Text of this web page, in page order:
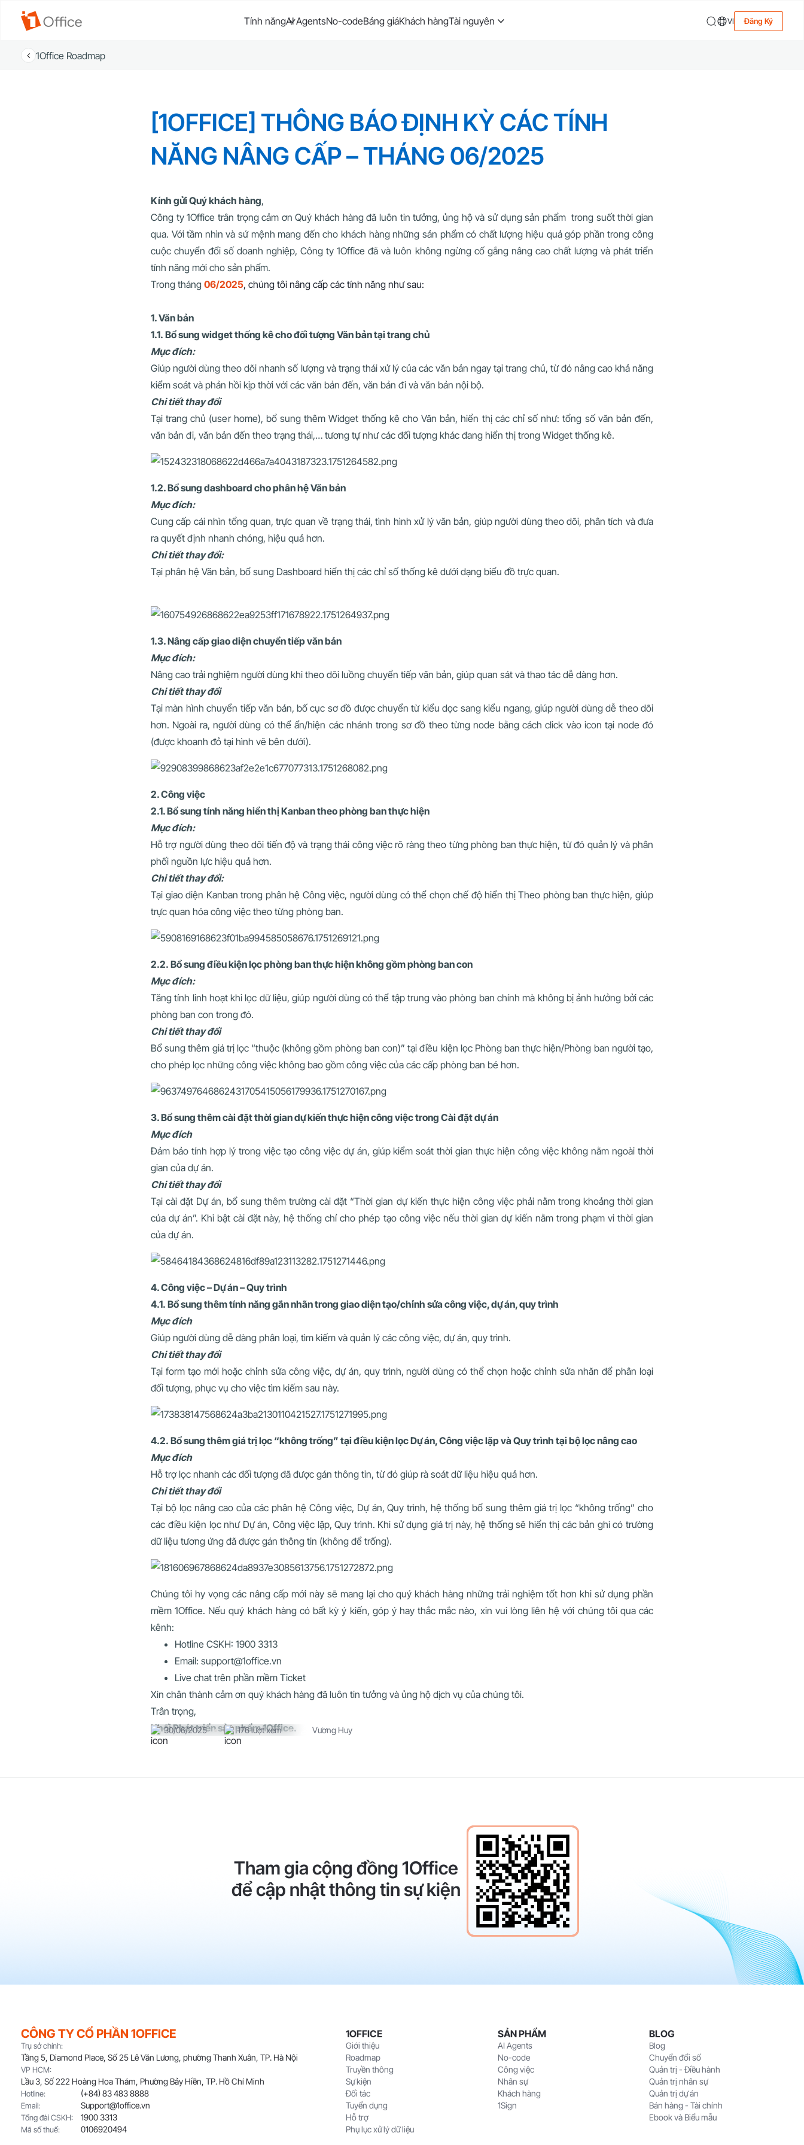
Tính năngAI AgentsNo-codeBảng giáKhách hàngTài nguyên VI Đăng Ký
1Office Roadmap
[1OFFICE] THÔNG BÁO ĐỊNH KỲ CÁC TÍNH
NĂNG NÂNG CẤP – THÁNG 06/2025
30/06/2025 176 lượt xem Vương Huy
Kính gửi Quý khách hàng,
Công ty 1Office trân trọng cảm ơn Quý khách hàng đã luôn tin tưởng, ủng hộ và sử dụng sản phẩm trong suốt thời gian
qua. Với tầm nhìn và sứ mệnh mang đến cho khách hàng những sản phẩm có chất lượng hiệu quả góp phần trong công
cuộc chuyển đổi số doanh nghiệp, Công ty 1Office đã và luôn không ngừng cố gắng nâng cao chất lượng và phát triển
tính năng mới cho sản phẩm.
Trong tháng 06/2025, chúng tôi nâng cấp các tính năng như sau:
1. Văn bản
1.1. Bổ sung widget thống kê cho đối tượng Văn bản tại trang chủ
Mục đích:
Giúp người dùng theo dõi nhanh số lượng và trạng thái xử lý của các văn bản ngay tại trang chủ, từ đó nâng cao khả năng
kiểm soát và phản hồi kịp thời với các văn bản đến, văn bản đi và văn bản nội bộ.
Chi tiết thay đổi
Tại trang chủ (user home), bổ sung thêm Widget thống kê cho Văn bản, hiển thị các chỉ số như: tổng số văn bản đến,
văn bản đi, văn bản đến theo trạng thái,… tương tự như các đối tượng khác đang hiển thị trong Widget thống kê.
1.2. Bổ sung dashboard cho phân hệ Văn bản
Mục đích:
Cung cấp cái nhìn tổng quan, trực quan về trạng thái, tình hình xử lý văn bản, giúp người dùng theo dõi, phân tích và đưa
ra quyết định nhanh chóng, hiệu quả hơn.
Chi tiết thay đổi:
Tại phân hệ Văn bản, bổ sung Dashboard hiển thị các chỉ số thống kê dưới dạng biểu đồ trực quan.
1.3. Nâng cấp giao diện chuyển tiếp văn bản
Mục đích:
Nâng cao trải nghiệm người dùng khi theo dõi luồng chuyển tiếp văn bản, giúp quan sát và thao tác dễ dàng hơn.
Chi tiết thay đổi
Tại màn hình chuyển tiếp văn bản, bố cục sơ đồ được chuyển từ kiểu dọc sang kiểu ngang, giúp người dùng dễ theo dõi
hơn. Ngoài ra, người dùng có thể ẩn/hiện các nhánh trong sơ đồ theo từng node bằng cách click vào icon tại node đó
(được khoanh đỏ tại hình vẽ bên dưới).
2. Công việc
2.1. Bổ sung tính năng hiển thị Kanban theo phòng ban thực hiện
Mục đích:
Hỗ trợ người dùng theo dõi tiến độ và trạng thái công việc rõ ràng theo từng phòng ban thực hiện, từ đó quản lý và phân
phối nguồn lực hiệu quả hơn.
Chi tiết thay đổi:
Tại giao diện Kanban trong phân hệ Công việc, người dùng có thể chọn chế độ hiển thị Theo phòng ban thực hiện, giúp
trực quan hóa công việc theo từng phòng ban.
2.2. Bổ sung điều kiện lọc phòng ban thực hiện không gồm phòng ban con
Mục đích:
Tăng tính linh hoạt khi lọc dữ liệu, giúp người dùng có thể tập trung vào phòng ban chính mà không bị ảnh hưởng bởi các
phòng ban con trong đó.
Chi tiết thay đổi
Bổ sung thêm giá trị lọc “thuộc (không gồm phòng ban con)” tại điều kiện lọc Phòng ban thực hiện/Phòng ban người tạo,
cho phép lọc những công việc không bao gồm công việc của các cấp phòng ban bé hơn.
3. Bổ sung thêm cài đặt thời gian dự kiến thực hiện công việc trong Cài đặt dự án
Mục đích
Đảm bảo tính hợp lý trong việc tạo công việc dự án, giúp kiểm soát thời gian thực hiện công việc không nằm ngoài thời
gian của dự án.
Chi tiết thay đổi
Tại cài đặt Dự án, bổ sung thêm trường cài đặt “Thời gian dự kiến thực hiện công việc phải nằm trong khoảng thời gian
của dự án”. Khi bật cài đặt này, hệ thống chỉ cho phép tạo công việc nếu thời gian dự kiến nằm trong phạm vi thời gian
của dự án.
4. Công việc – Dự án – Quy trình
4.1. Bổ sung thêm tính năng gắn nhãn trong giao diện tạo/chỉnh sửa công việc, dự án, quy trình
Mục đích
Giúp người dùng dễ dàng phân loại, tìm kiếm và quản lý các công việc, dự án, quy trình.
Chi tiết thay đổi
Tại form tạo mới hoặc chỉnh sửa công việc, dự án, quy trình, người dùng có thể chọn hoặc chỉnh sửa nhãn để phân loại
đối tượng, phục vụ cho việc tìm kiếm sau này.
4.2. Bổ sung thêm giá trị lọc “không trống” tại điều kiện lọc Dự án, Công việc lặp và Quy trình tại bộ lọc nâng cao
Mục đích
Hỗ trợ lọc nhanh các đối tượng đã được gán thông tin, từ đó giúp rà soát dữ liệu hiệu quả hơn.
Chi tiết thay đổi
Tại bộ lọc nâng cao của các phân hệ Công việc, Dự án, Quy trình, hệ thống bổ sung thêm giá trị lọc “không trống” cho
các điều kiện lọc như Dự án, Công việc lặp, Quy trình. Khi sử dụng giá trị này, hệ thống sẽ hiển thị các bản ghi có trường
dữ liệu tương ứng đã được gán thông tin (không để trống).
Chúng tôi hy vọng các nâng cấp mới này sẽ mang lại cho quý khách hàng những trải nghiệm tốt hơn khi sử dụng phần
mềm 1Office. Nếu quý khách hàng có bất kỳ ý kiến, góp ý hay thắc mắc nào, xin vui lòng liên hệ với chúng tôi qua các
kênh:
Hotline CSKH: 1900 3313
Email: support@1office.vn
Live chat trên phần mềm Ticket
Xin chân thành cảm ơn quý khách hàng đã luôn tin tưởng và ủng hộ dịch vụ của chúng tôi.
Trân trọng,
Khối Phát triển sản phẩm 1Office.
Tham gia cộng đồng 1Office
để cập nhật thông tin sự kiện
CÔNG TY CỔ PHẦN 1OFFICE
Trụ sở chính:
Tầng 5, Diamond Place, Số 25 Lê Văn Lương, phường Thanh Xuân, TP. Hà Nội
VP HCM:
Lầu 3, Số 222 Hoàng Hoa Thám, Phường Bảy Hiền, TP. Hồ Chí Minh
Hotline: (+84) 83 483 8888
Email: Support@1office.vn
Tổng đài CSKH: 1900 3313
Mã số thuế: 0106920494
1OFFICE
Giới thiệu
Roadmap
Truyền thông
Sự kiện
Đối tác
Tuyển dụng
Hỗ trợ
Phụ lục xử lý dữ liệu
SẢN PHẨM
AI Agents
No-code
Công việc
Nhân sự
Khách hàng
1Sign
BLOG
Blog
Chuyển đổi số
Quản trị - Điều hành
Quản trị nhân sự
Quản trị dự án
Bán hàng - Tài chính
Ebook và Biểu mẫu